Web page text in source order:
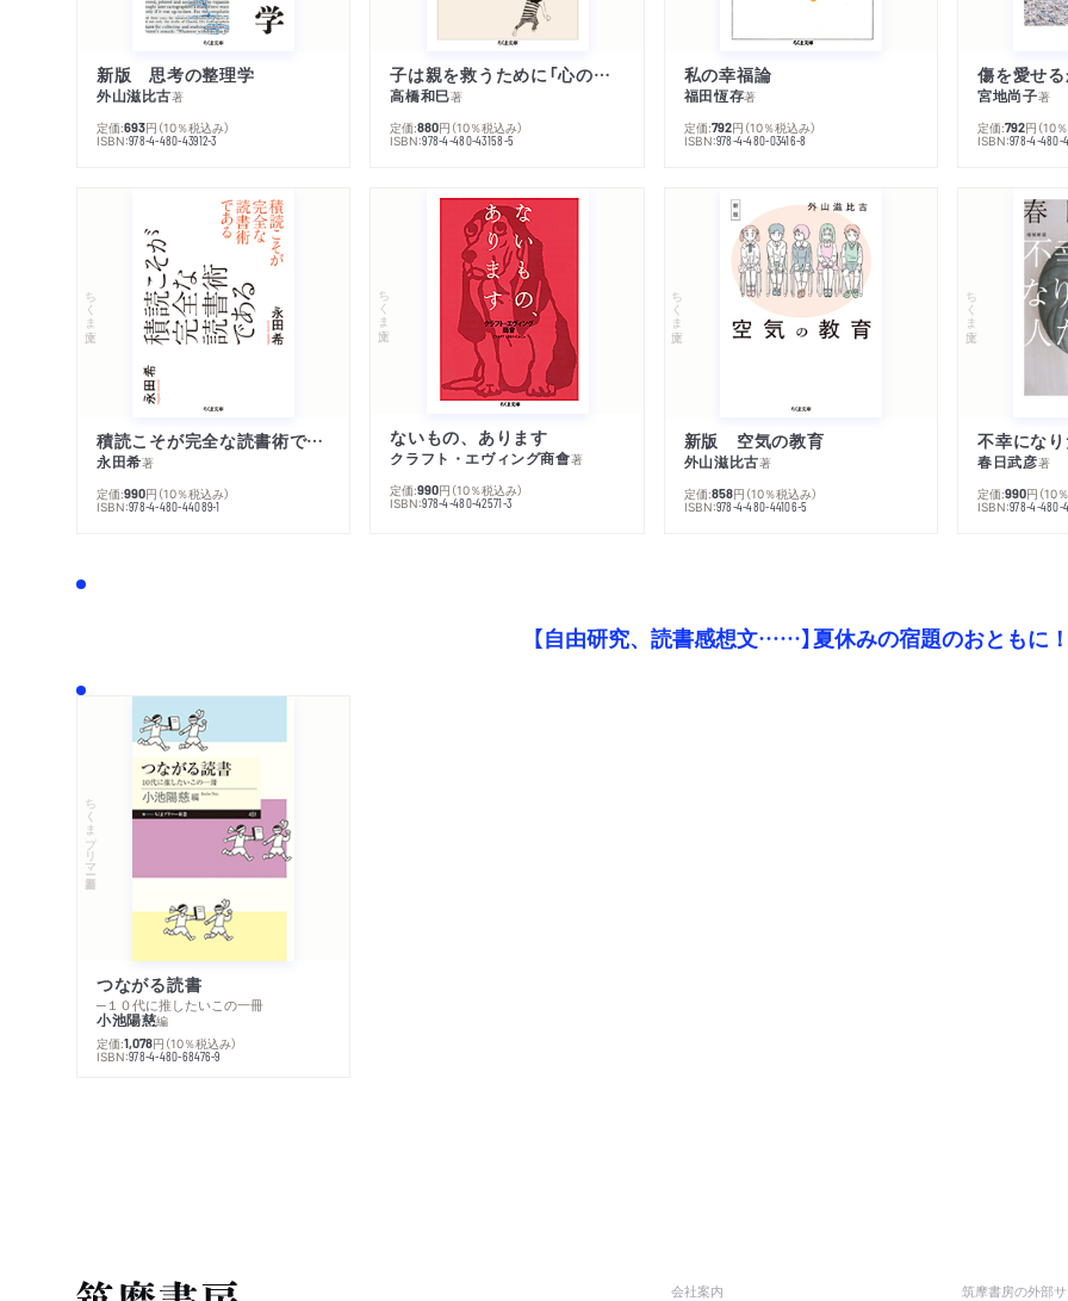
新版 思考の整理学
外山滋比古著
定価:693円 （10％税込み）
ISBN:978-4-480-43912-3
子は親を救うために「心の病」になる
高橋和巳著
定価:880円 （10％税込み）
ISBN:978-4-480-43158-5
私の幸福論
福田恆存著
定価:792円 （10％税込み）
ISBN:978-4-480-03416-8
傷を愛せ
宮地尚子著
定価:792円 （10
ISBN:978-4-480-
ちくま文庫
積読こそが完全な読書術である
永田希著
定価:990円 （10％税込み）
ISBN:978-4-480-44089-1
ちくま文庫
ないもの、あります
クラフト・エヴィング商會著
定価:990円 （10％税込み）
ISBN:978-4-480-42571-3
ちくま文庫
新版 空気の教育
外山滋比古著
定価:858円 （10％税込み）
ISBN:978-4-480-44106-5
ちくま文庫
春日武彦著
定価:990円 （10
ISBN:978-4-480-
【自由研究、読書感想文……】夏休みの宿題のおともに！
ちくまプリマー新書
つながる読書
─１０代に推したいこの一冊
小池陽慈編
定価:1,078円 （10％税込み）
ISBN:978-4-480-68476-9
会社案内 筑摩書房の外部サ